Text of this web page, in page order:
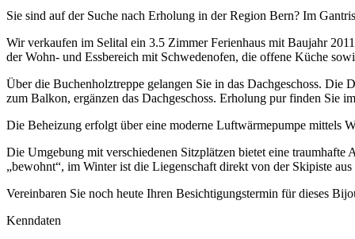
Sie sind auf der Suche nach Erholung in der Region Bern? Im
Wir verkaufen im Selital ein 3.5 Zimmer Ferienhaus mit Baujahr
der Wohn- und Essbereich mit Schwedenofen, die offene Küche
Über die Buchenholztreppe gelangen Sie in das Dachgeschoss.
zum Balkon, ergänzen das Dachgeschoss. Erholung pur finden Sie
Die Beheizung erfolgt über eine moderne Luftwärmepumpe mittels
Die Umgebung mit verschiedenen Sitzplätzen bietet eine
„bewohnt“, im Winter ist die Liegenschaft direkt von der Skipiste aus
Vereinbaren Sie noch heute Ihren Besichtigungstermin für dieses
Kenndaten